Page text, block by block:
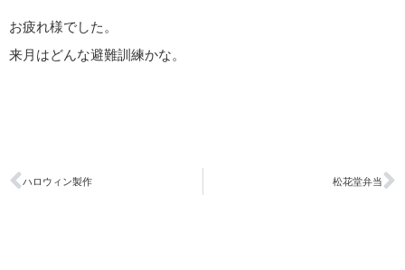
お疲れ様でした。
来月はどんな避難訓練かな。
ハロウィン製作 松花堂弁当